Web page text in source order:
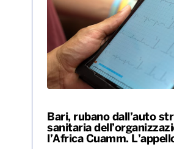
Bari, rubano dall’auto
sanitaria
l’Africa Cuamm.